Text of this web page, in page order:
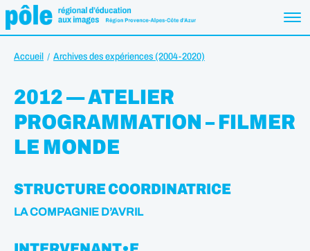
Accueil Archives des expériences (2004-2020)
2012 — ATELIER
PROGRAMMATION – FILMER
LE MONDE
STRUCTURE COORDINATRICE
LA COMPAGNIE D’AVRIL